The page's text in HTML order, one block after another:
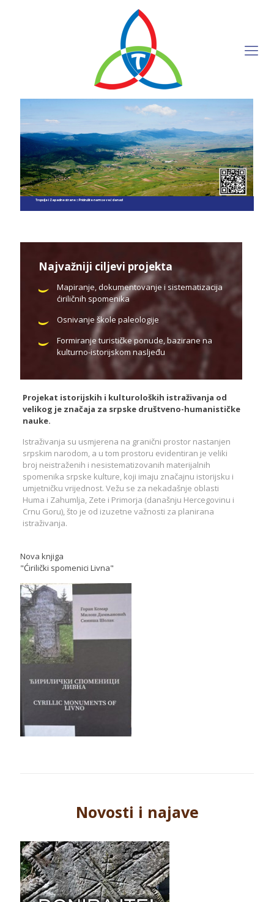
Tropolje i Zapadne strane ::: Pridružite nam se već danas!
Najvažniji ciljevi projekta
Mapiranje, dokumentovanje i sistematizacija
ćiriličnih spomenika
Osnivanje škole paleologije
Formiranje turističke ponude, bazirane na
kulturno-istorijskom nasljeđu
Projekat istorijskih i kulturoloških istraživanja od
velikog je značaja za srpske društveno-humanističke
nauke.
Istraživanja su usmjerena na granični prostor nastanjen
srpskim narodom, a u tom prostoru evidentiran je veliki
broj neistraženih i nesistematizovanih materijalnih
spomenika srpske kulture, koji imaju značajnu istorijsku i
umjetničku vrijednost. Vežu se za nekadašnje oblasti
Huma i Zahumlja, Zete i Primorja (današnju Hercegovinu i
Crnu Goru), što je od izuzetne važnosti za planirana
istraživanja.
Nova knjiga
"Ćirilički spomenici Livna"
Novosti i najave